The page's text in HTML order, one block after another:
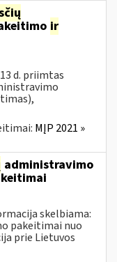
ir
d. priimtas
MĮP 2021 »
administravimo
skelbiama:
pakeitimai nuo
prie Lietuvos